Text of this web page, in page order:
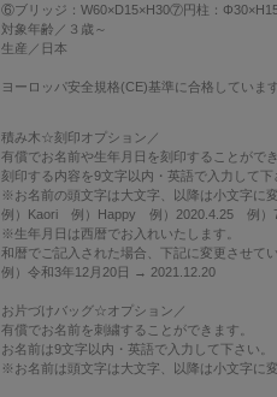
⑥ブリッジ：W60×D15×H30⑦円柱：
対象年齢 ／３歳～
生産 ／日本
ヨーロッパ安全規格(CE)基準に合格していま
積み木☆刻印オプション ／
有償でお名前や生年月日を刻印することができ
刻印する内容を9文字以内・英語で入力して下
※お名前の頭文字は大文字、以降は小文字に
例）Kaori 例）Happy 例）2020.4.25 例）
※生年月日は西暦でお入れいたします。
和暦でご記入された場合、下記に変更させて
例）令和3年12月20日 → 2021.12.20
お片づけバッグ☆オプション ／
有償でお名前を刺繍することができます。
お名前は9文字以内・英語で入力して下さい。
※お名前は頭文字は大文字、以降は小文字に